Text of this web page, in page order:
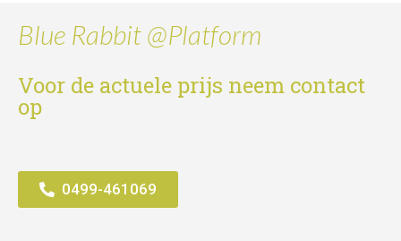
Blue Rabbit @Platform
Voor de actuele prijs neem contact
op
0499-461069